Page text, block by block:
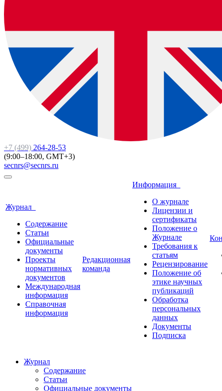
+7 (499) 264-28-53
(9:00–18:00, GMT+3)
secnrs@secnrs.ru
Журнал
Содержание
Статьи
Официальные
документы
Проекты
нормативных
документов
Международная
информация
Справочная
информация
Редакционная
команда
Информация
О журнале
Лицензии и
сертификаты
Положение о
Журнале
Требования к
статьям
Рецензирование
Положение об
этике научных
публикаций
Обработка
персональных
данных
Документы
Подписка
Журнал
Содержание
Статьи
Официальные документы